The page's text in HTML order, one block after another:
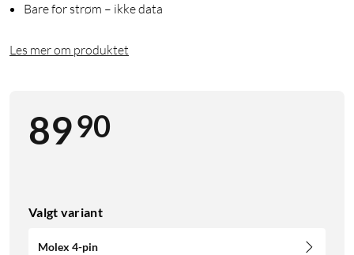
Bare for strøm – ikke data
Les mer om produktet
8990
Valgt variant
Molex 4-pin